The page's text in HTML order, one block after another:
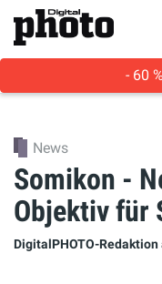
- 60
News
Somikon -
Objektiv für
DigitalPHOTO-Redaktion